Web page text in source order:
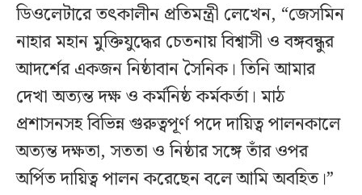
ডিওলেটারে তৎকালীন প্রতিমন্ত্রী লেখেন, “জেসমিন
নাহার মহান মুক্তিযুদ্ধের চেতনায় বিশ্বাসী ও বঙ্গবন্ধুর
আদর্শের একজন নিষ্ঠাবান সৈনিক। তিনি আমার
দেখা অত্যন্ত দক্ষ ও কর্মনিষ্ঠ কর্মকর্তা। মাঠ
প্রশাসনসহ বিভিন্ন গুরুত্বপূর্ণ পদে দায়িত্ব পালনকালে
অত্যন্ত দক্ষতা, সততা ও নিষ্ঠার সঙ্গে তাঁর ওপর
অর্পিত দায়িত্ব পালন করেছেন বলে আমি অবহিত।”